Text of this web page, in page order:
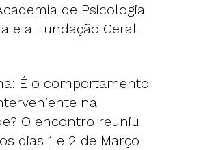
de Psicologia
e a Fundação Geral
É o comportamento
na
O encontro reuniu
dias 1 e 2 de Março